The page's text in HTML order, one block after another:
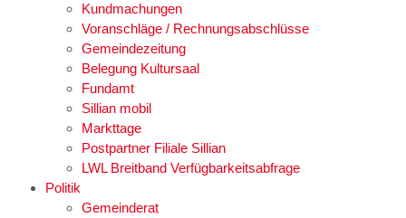
Kundmachungen
Voranschläge / Rechnungsabschlüsse
Gemeindezeitung
Belegung Kultursaal
Fundamt
Sillian mobil
Markttage
Postpartner Filiale Sillian
LWL Breitband Verfügbarkeitsabfrage
Politik
Gemeinderat